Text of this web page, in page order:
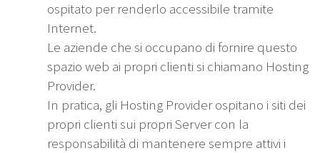
ospitato per renderlo accessibile tramite
Internet.
Le aziende che si occupano di fornire questo
spazio web ai propri clienti si chiamano Hosting
Provider.
In pratica, gli Hosting Provider ospitano i siti dei
propri clienti sui propri Server con la
responsabilità di mantenere sempre attivi i